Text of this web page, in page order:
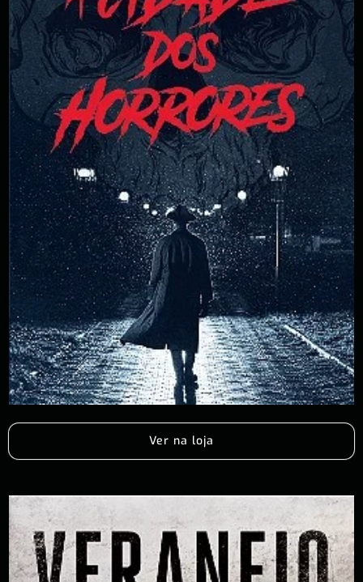
Ver na loja